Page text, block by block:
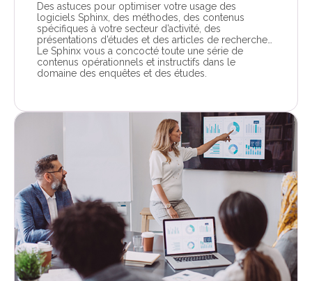
Des astuces pour optimiser votre usage des
logiciels Sphinx, des méthodes, des contenus
spécifiques à votre secteur d’activité, des
présentations d’études et des articles de recherche…
Le Sphinx vous a concocté toute une série de
contenus opérationnels et instructifs dans le
domaine des enquêtes et des études.